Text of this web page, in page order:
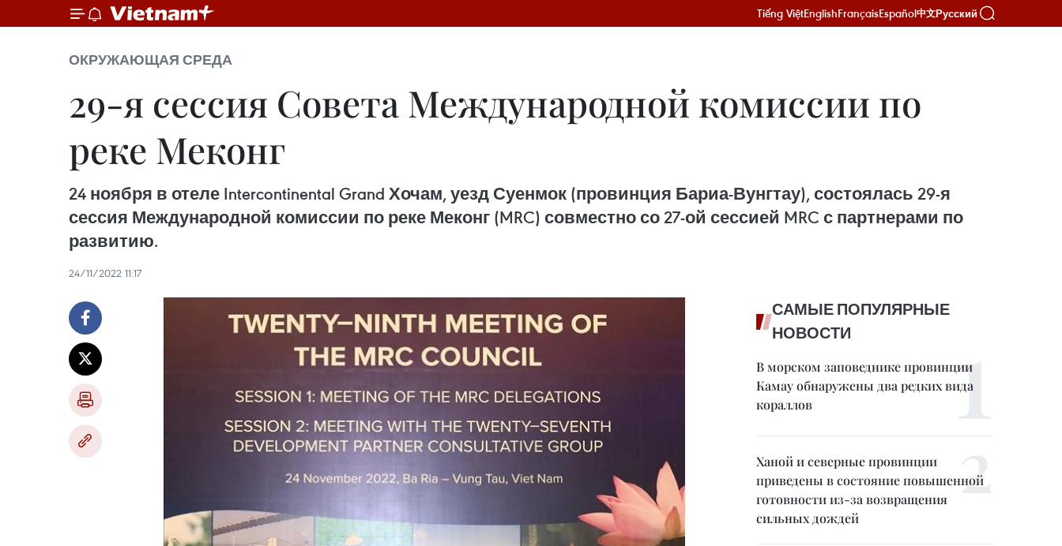
Tiếng ViệtEnglishFrançaisEspañol中文Русский
ОКРУЖАЮЩАЯ СРЕДА
29-я сессия Совета Международной комиссии по
реке Меконг
24 ноября в отеле Intercontinental Grand Хочам, уезд Суенмок (провинция Бариа-Вунгтау), состоялась 29-я
сессия Международной комиссии по реке Меконг (MRC) совместно со 27-ой сессией MRC с партнерами по
развитию.
24/11/2022 11:17
САМЫЕ ПОПУЛЯРНЫЕ
НОВОСТИ
В морском заповеднике провинции
Камау обнаружены два редких вида
кораллов
Ханой и северные провинции
приведены в состояние повышенной
готовности из-за возвращения
сильных дождей